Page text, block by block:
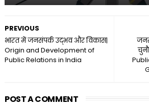
PREVIOUS
भारत में जनसंपर्क उद्भव और विकास|
Origin and Development of
Public Relations in India
POST A COMMENT